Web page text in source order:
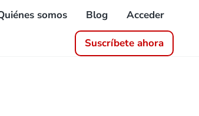
somos Blog Acceder
Suscríbete ahora